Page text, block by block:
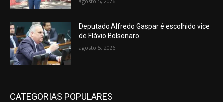
Deputado Alfredo Gaspar é escolhido vice
de Flávio Bolsonaro
agosto 5, 2026
CATEGORIAS POPULARES